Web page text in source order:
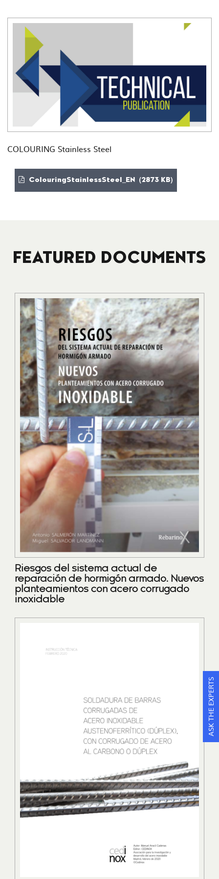
COLOURING Stainless Steel
ColouringStainlessSteel_EN (2873 KB)
FEATURED DOCUMENTS
Riesgos del sistema actual de
reparación de hormigón armado. Nuevos
planteamientos con acero corrugado
inoxidable
ASK THE EXPERTS